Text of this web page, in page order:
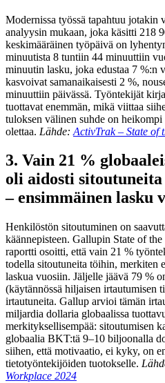
Modernissa työssä tapahtuu jotakin
analyysin mukaan, joka käsitti 218
keskimääräinen työpäivä on
minuutista 8 tuntiin 44 minuuttiin
minuutin lasku, joka edustaa 7 %:n
kasvoivat samanaikaisesti 2 %,
minuuttiin päivässä. Työntekijät
tuottavat enemmän, mikä viittaa
tuloksen välinen suhde on
olettaa. Lähde: ActivTrak – State of
3. Vain 21 %
oli aidosti
– ensimmäinen lasku
Henkilöstön sitoutuminen on
käännepisteen. Gallupin State of
raportti osoitti, että vain 21 %
todella sitoutuneita töihin, merkiten
laskua vuosiin. Jäljelle jäävä 79 %
(käytännössä hiljaisen irtautumisen
irtautuneita. Gallup arvioi tämän
miljardia dollaria globaalissa
merkityksellisempää: sitoutumisen
globaalia BKT:tä 9–10 biljoonalla
siihen, että motivaatio, ei kyky, on
tietotyöntekijöiden tuotokselle.
Workplace 2024